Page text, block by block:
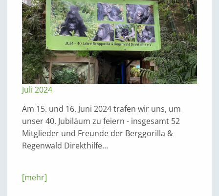
Juli 2024
Am 15. und 16. Juni 2024 trafen wir uns, um
unser 40. Jubiläum zu feiern - insgesamt 52
Mitglieder und Freunde der Berggorilla &
Regenwald Direkthilfe…
[mehr]